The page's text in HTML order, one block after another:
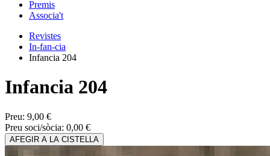
Premis
Associa't
Revistes
In-fan-cia
Infancia 204
Infancia 204
Preu: 9,00 €
Preu soci/sòcia: 0,00 €
AFEGIR A LA CISTELLA